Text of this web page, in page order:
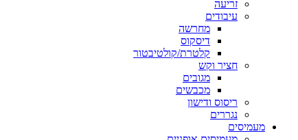
זריעה
עיבודים
מחרשה
דיסקוס
קלטרת/קולטיבטור
חציר וקש
מגובים
מכבשים
ריסוס ודישון
נגררים
מעמיסים